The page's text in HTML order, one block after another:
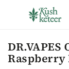
DR.VAPES
Raspberry